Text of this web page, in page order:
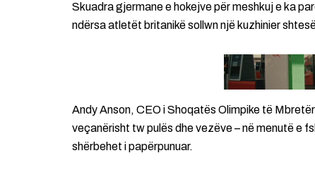
Skuadra gjermane e hokejve për meshkuj e ka
ndërsa atletët britanikë sollwn një kuzhinier
Andy Anson, CEO i Shoqatës Olimpike të
veçanërisht tw pulës dhe vezëve – në menutë e
shërbehet i papërpunuar.